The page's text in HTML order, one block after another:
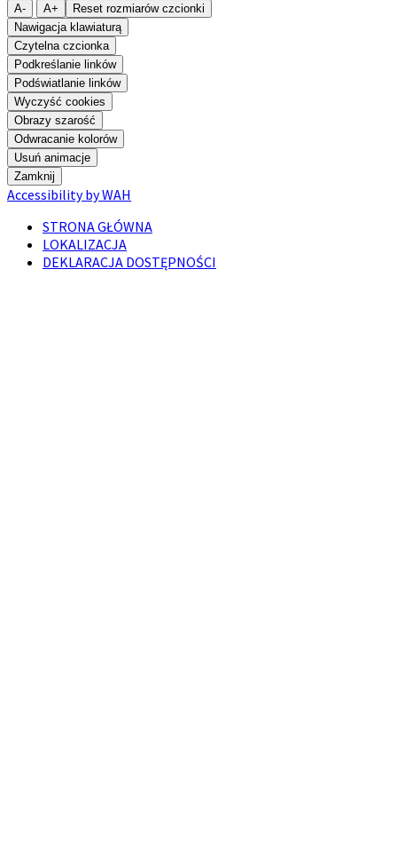
A- A+
Reset rozmiarów czcionki
Nawigacja klawiaturą
Czytelna czcionka
Podkreślanie linków
Podświatlanie linków
Wyczyść cookies
Obrazy szarość
Odwracanie kolorów
Usuń animacje
Zamknij
Accessibility by WAH
STRONA GŁÓWNA
LOKALIZACJA
DEKLARACJA DOSTĘPNOŚCI